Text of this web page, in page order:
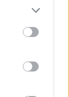
και
2026 -